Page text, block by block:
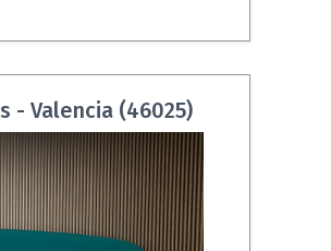
- Valencia (46025)